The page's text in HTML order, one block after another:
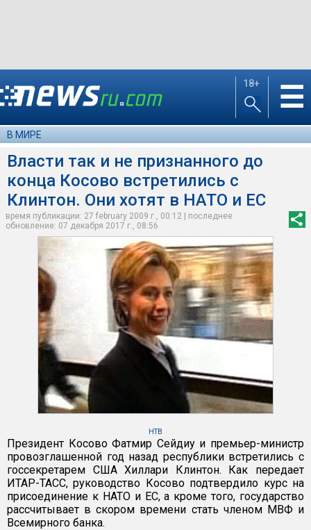
18+ ☰
В МИРЕ
Власти так и не признанного до
конца Косово встретились с
Клинтон. Они хотят в НАТО и ЕС
время публикации: 27 february 2009 г., 00:12 | последнее
обновление: 07 декабря 2017 г., 08:56
НТВ
Президент Косово Фатмир Сейдиу и премьер-министр
провозглашенной год назад республики встретились с
госсекретарем США Хиллари Клинтон. Как передает
ИТАР-ТАСС, руководство Косово подтвердило курс на
присоединение к НАТО и ЕС, а кроме того, государство
рассчитывает в скором времени стать членом МВФ и
Всемирного банка.